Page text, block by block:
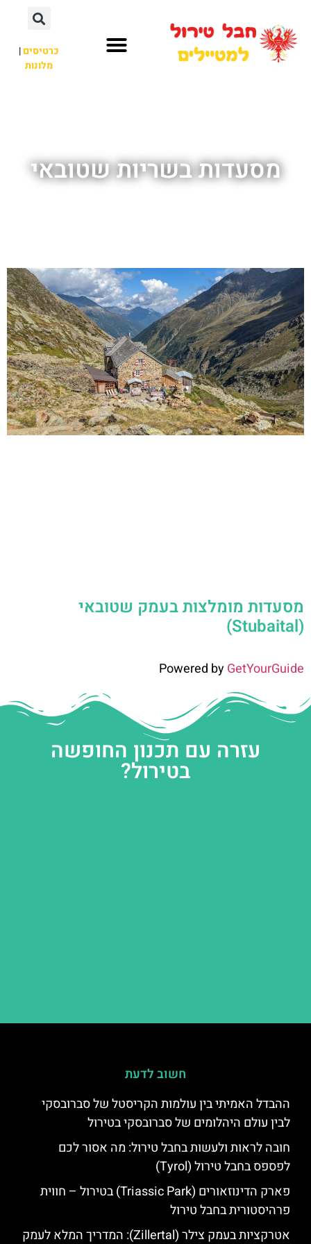
כרטיסים|
מלונות
מסעדות בשריות שטובאי
מסעדות מומלצות בעמק שטובאי
(Stubaital)
Powered byGetYourGuide
עזרה עם תכנון החופשה
בטירול?
חשוב לדעת
ההבדל האמיתי בין עולמות הקריסטל של סברובסקי
לבין עולם היהלומים של סברובסקי בטירול
חובה לראות ולעשות בחבל טירול: מה אסור לכם
לפספס בחבל טירול (Tyrol)
פארק הדינוזאורים (Triassic Park) בטירול – חווית
פרהיסטורית בחבל טירול
אטרקציות בעמק צילר (Zillertal): המדריך המלא לעמק